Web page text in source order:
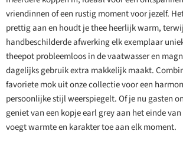
vriendinnen of een rustig moment voor jezelf.
prettig aan en houdt je thee heerlijk warm,
handbeschilderde afwerking elk exemplaar
theepot probleemloos in de vaatwasser en
dagelijks gebruik extra makkelijk maakt.
favoriete mok uit onze collectie voor een
persoonlijke stijl weerspiegelt. Of je nu gasten
geniet van een kopje earl grey aan het einde
voegt warmte en karakter toe aan elk moment.